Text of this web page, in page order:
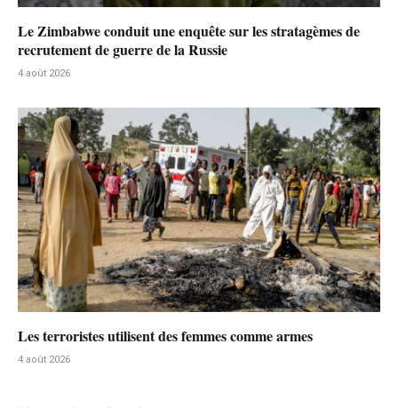
Le Zimbabwe conduit une enquête sur les stratagèmes de
recrutement de guerre de la Russie
4 août 2026
Les terroristes utilisent des femmes comme armes
4 août 2026